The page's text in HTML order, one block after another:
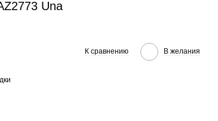
Una
К сравнению В желания